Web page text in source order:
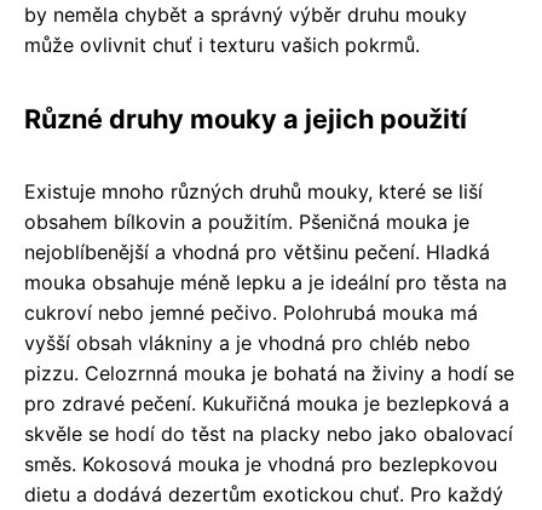
by neměla chybět a správný výběr druhu mouky
může ovlivnit chuť i texturu vašich pokrmů.
Různé druhy mouky a jejich použití
Existuje mnoho různých druhů mouky, které se liší
obsahem bílkovin a použitím. Pšeničná mouka je
nejoblíbenější a vhodná pro většinu pečení. Hladká
mouka obsahuje méně lepku a je ideální pro těsta na
cukroví nebo jemné pečivo. Polohrubá mouka má
vyšší obsah vlákniny a je vhodná pro chléb nebo
pizzu. Celozrnná mouka je bohatá na živiny a hodí se
pro zdravé pečení. Kukuřičná mouka je bezlepková a
skvěle se hodí do těst na placky nebo jako obalovací
směs. Kokosová mouka je vhodná pro bezlepkovou
dietu a dodává dezertům exotickou chuť. Pro každý